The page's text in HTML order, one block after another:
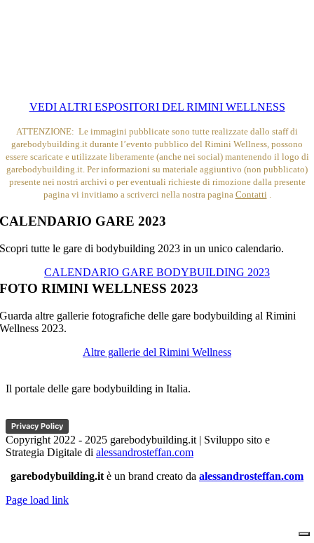
VEDI ALTRI ESPOSITORI DEL RIMINI WELLNESS
ATTENZIONE: Le immagini pubblicate sono tutte realizzate dallo staff di
garebodybuilding.it durante l’evento pubblico del Rimini Wellness, possono
essere scaricate e utilizzate liberamente (anche nei social) mantenendo il logo di
garebodybuilding.it. Per informazioni su materiale aggiuntivo (non pubblicato)
presente nei nostri archivi o per eventuali richieste di rimozione dalla presente
pagina vi invitiamo a scriverci nella nostra pagina Contatti
CALENDARIO GARE 2023
Scopri tutte le gare di bodybuilding 2023 in un unico calendario.
CALENDARIO GARE BODYBUILDING 2023
FOTO RIMINI WELLNESS 2023
Guarda altre gallerie fotografiche delle gare bodybuilding al Rimini
Wellness 2023.
Altre gallerie del Rimini Wellness
Il portale delle gare bodybuilding in Italia.
Privacy Policy
Copyright 2022 - 2025 garebodybuilding.it | Sviluppo sito e
Strategia Digitale di alessandrosteffan.com
garebodybuilding.it è un brand creato da alessandrosteffan.com
Page load link